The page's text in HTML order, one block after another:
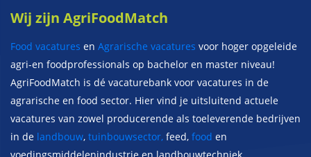
Wij zijn AgriFoodMatch
Food vacatures en Agrarische vacatures voor hoger opgeleide
agri-en foodprofessionals op bachelor en master niveau!
AgriFoodMatch is dé vacaturebank voor vacatures in de
agrarische en food sector. Hier vind je uitsluitend actuele
vacatures van zowel producerende als toeleverende bedrijven
in de landbouw, tuinbouwsector, feed, food en